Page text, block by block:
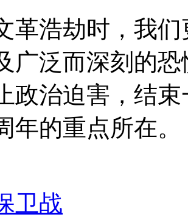
革浩劫时，我
广泛而深刻的
政治迫害，结
年的重点所在。
卫战